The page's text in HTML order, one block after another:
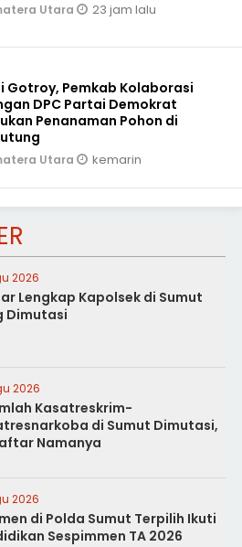
Utara 23 jam lalu
Gotroy, Pemkab ‎Kolaborasi
DPC Partai Demokrat
Penanaman Pohon di
Utara kemarin
2026
Lengkap Kapolsek di Sumut
Dimutasi
2026
Kasatreskrim-
di Sumut Dimutasi,
Namanya
2026
di Polda Sumut Terpilih Ikuti
Sespimmen TA 2026